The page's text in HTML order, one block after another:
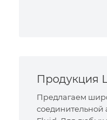
Продукция
Предлагаем